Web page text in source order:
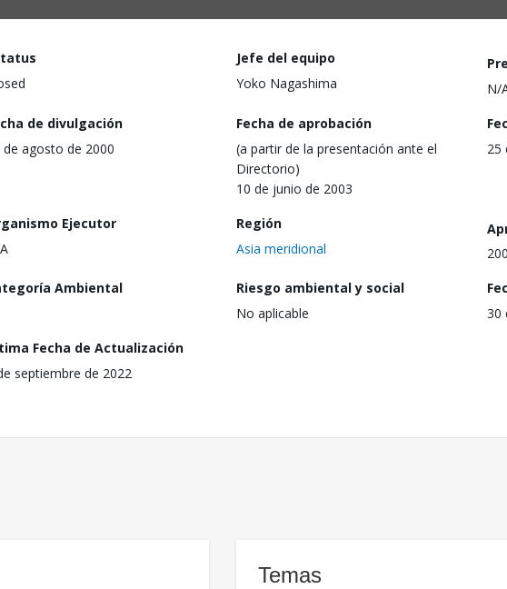
Jefe del equipo
Yoko Nagashima
N/
de divulgación
de agosto de 2000
Fecha de aprobación
(a partir de la presentación ante el
Directorio)
10 de junio de 2003
25
Ejecutor
Región
Asia meridional
Ambiental
Riesgo ambiental y social
No aplicable
30
Fecha de Actualización
septiembre de 2022
Temas